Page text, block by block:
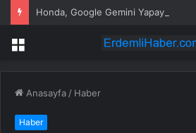
Menü
Anasayfa / Haber
Haber